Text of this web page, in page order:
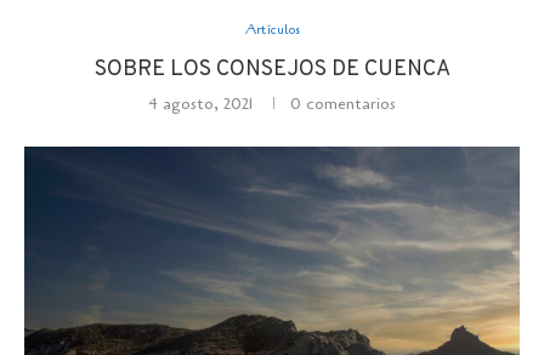
Artículos
SOBRE LOS CONSEJOS DE CUENCA
4 agosto, 2021 0 comentarios